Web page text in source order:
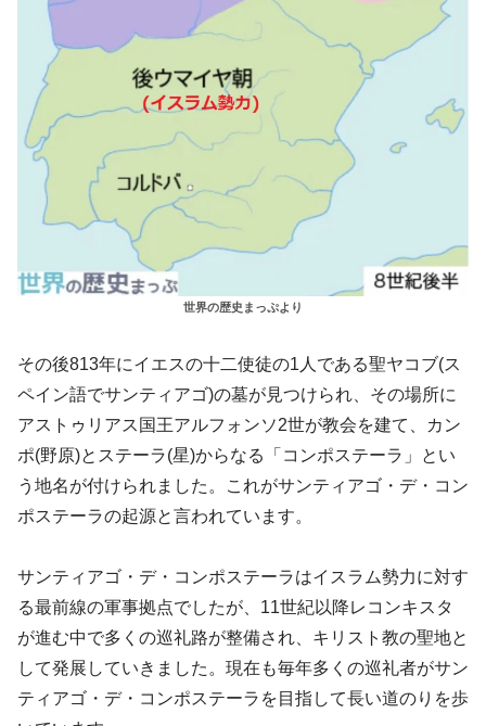
世界の歴史まっぷより
その後813年にイエスの十二使徒の1人である聖ヤコブ(ス
ペイン語でサンティアゴ)の墓が見つけられ、その場所に
アストゥリアス国王アルフォンソ2世が教会を建て、カン
ポ(野原)とステーラ(星)からなる「コンポステーラ」とい
う地名が付けられました。これがサンティアゴ・デ・コン
ポステーラの起源と言われています。
サンティアゴ・デ・コンポステーラはイスラム勢力に対す
る最前線の軍事拠点でしたが、11世紀以降レコンキスタ
が進む中で多くの巡礼路が整備され、キリスト教の聖地と
して発展していきました。現在も毎年多くの巡礼者がサン
ティアゴ・デ・コンポステーラを目指して長い道のりを歩